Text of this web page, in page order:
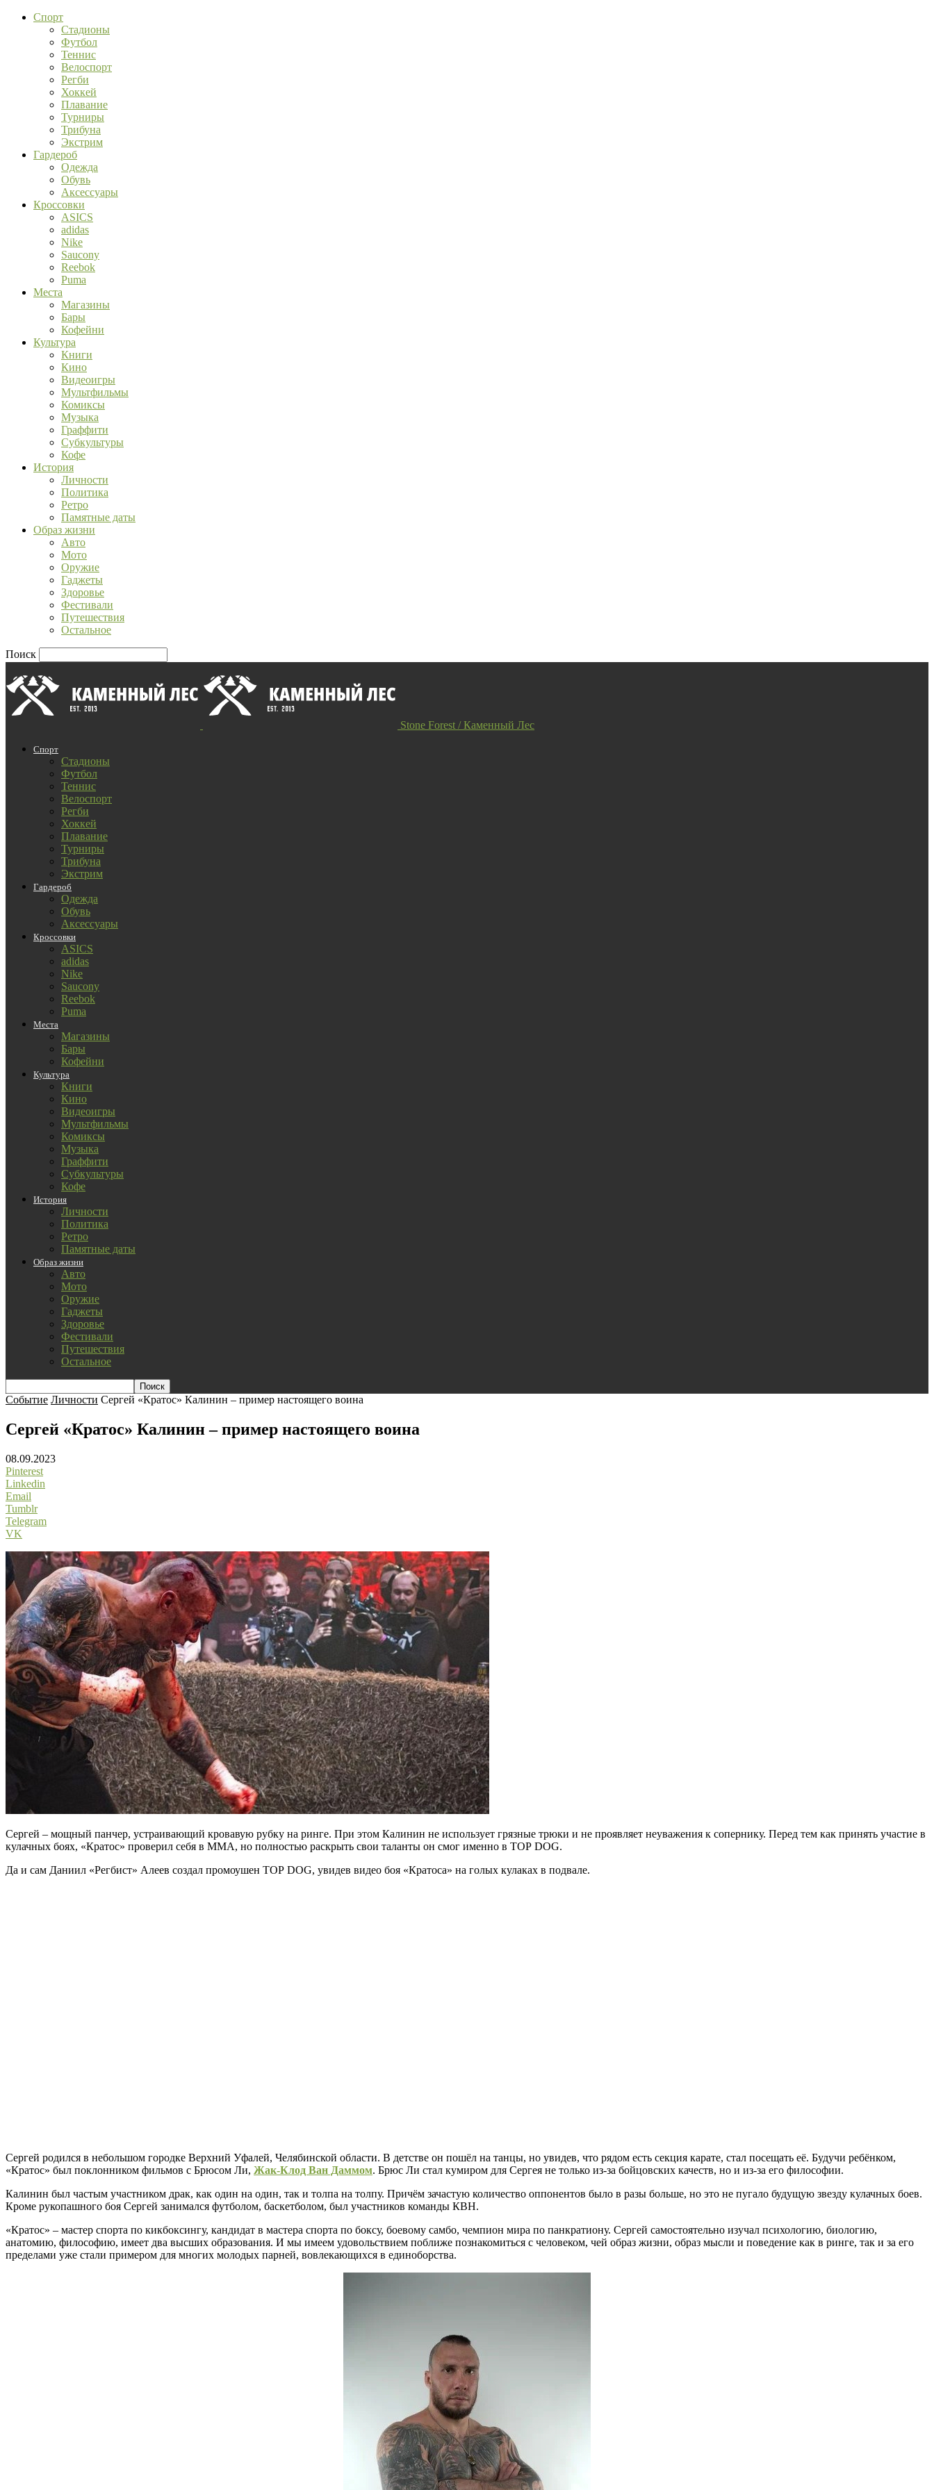
Спорт
Стадионы
Футбол
Теннис
Велоспорт
Регби
Хоккей
Плавание
Турниры
Трибуна
Экстрим
Гардероб
Одежда
Обувь
Аксессуары
Кроссовки
ASICS
adidas
Nike
Saucony
Reebok
Puma
Места
Магазины
Бары
Кофейни
Культура
Книги
Кино
Видеоигры
Мультфильмы
Комиксы
Музыка
Граффити
Субкультуры
Кофе
История
Личности
Политика
Ретро
Памятные даты
Образ жизни
Авто
Мото
Оружие
Гаджеты
Здоровье
Фестивали
Путешествия
Остальное
Поиск
Stone Forest / Каменный Лес
Спорт
Стадионы
Футбол
Теннис
Велоспорт
Регби
Хоккей
Плавание
Турниры
Трибуна
Экстрим
Гардероб
Одежда
Обувь
Аксессуары
Кроссовки
ASICS
adidas
Nike
Saucony
Reebok
Puma
Места
Магазины
Бары
Кофейни
Культура
Книги
Кино
Видеоигры
Мультфильмы
Комиксы
Музыка
Граффити
Субкультуры
Кофе
История
Личности
Политика
Ретро
Памятные даты
Образ жизни
Авто
Мото
Оружие
Гаджеты
Здоровье
Фестивали
Путешествия
Остальное
Событие Личности Сергей «Кратос» Калинин – пример настоящего воина
Сергей «Кратос» Калинин – пример настоящего воина
08.09.2023
Pinterest
Linkedin
Email
Tumblr
Telegram
VK
Сергей – мощный панчер, устраивающий кровавую рубку на ринге. При этом Калинин не использует грязные трюки и не проявляет неуважения к сопернику. Перед тем как принять участие в
кулачных боях, «Кратос» проверил себя в ММА, но полностью раскрыть свои таланты он смог именно в TОР DOG.
Да и сам Даниил «Регбист» Алеев создал промоушен TОР DOG, увидев видео боя «Кратоса» на голых кулаках в подвале.
Сергей родился в небольшом городке Верхний Уфалей, Челябинской области. В детстве он пошёл на танцы, но увидев, что рядом есть секция карате, стал посещать её. Будучи ребёнком,
«Кратос» был поклонником фильмов с Брюсом Ли, Жак-Клод Ван Даммом. Брюс Ли стал кумиром для Сергея не только из-за бойцовских качеств, но и из-за его философии.
Калинин был частым участником драк, как один на один, так и толпа на толпу. Причём зачастую количество оппонентов было в разы больше, но это не пугало будущую звезду кулачных боев.
Кроме рукопашного боя Сергей занимался футболом, баскетболом, был участников команды КВН.
«Кратос» – мастер спорта по кикбоксингу, кандидат в мастера спорта по боксу, боевому самбо, чемпион мира по панкратиону. Сергей самостоятельно изучал психологию, биологию,
анатомию, философию, имеет два высших образования. И мы имеем удовольствием поближе познакомиться с человеком, чей образ жизни, образ мысли и поведение как в ринге, так и за его
пределами уже стали примером для многих молодых парней, вовлекающихся в единоборства.